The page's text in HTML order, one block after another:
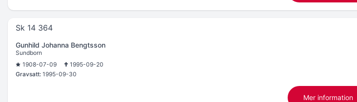
Sk 14 364
Gunhild Johanna Bengtsson
Sundborn
1908-07-09
1995-09-20
Gravsatt: 1995-09-30
Mer information